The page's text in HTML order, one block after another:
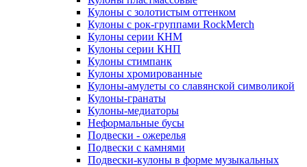
Кулоны с золотистым оттенком
Кулоны с рок-группами RockMerch
Кулоны серии КНМ
Кулоны серии КНП
Кулоны стимпанк
Кулоны хромированные
Кулоны-амулеты со славянской символикой
Кулоны-гранаты
Кулоны-медиаторы
Неформальные бусы
Подвески - ожерелья
Подвески с камнями
Подвески-кулоны в форме музыкальных